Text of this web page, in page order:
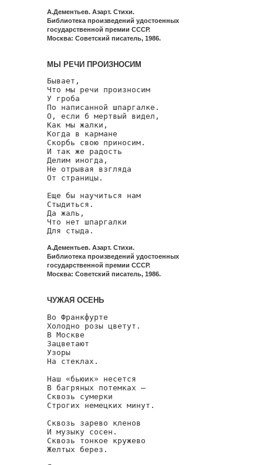
А.Дементьев. Азарт. Стихи.
Библиотека произведений удостоенных
государственной премии СССР.
Москва: Советский писатель, 1986.
МЫ РЕЧИ ПРОИЗНОСИМ
Бывает,
Что мы речи произносим
У гроба
По написанной шпаргалке.
О, если б мертвый видел,
Как мы жалки,
Когда в кармане
Скорбь свою приносим.
И так же радость
Делим иногда,
Не отрывая взгляда
От страницы.
Еще бы научиться нам
Стыдиться.
Да жаль,
Что нет шпаргалки
Для стыда.
А.Дементьев. Азарт. Стихи.
Библиотека произведений удостоенных
государственной премии СССР.
Москва: Советский писатель, 1986.
ЧУЖАЯ ОСЕНЬ
Во Франкфурте
Холодно розы цветут.
В Москве
Зацветают
Узоры
На стеклах.
Наш «бьюик» несется
В багряных потемках —
Сквозь сумерки
Строгих немецких минут.
Сквозь зарево кленов
И музыку сосен.
Сквозь тонкое кружево
Желтых берез.